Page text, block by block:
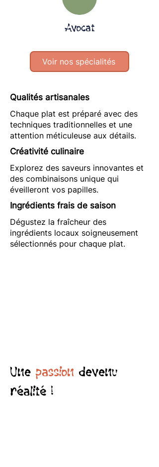
Avocat
Voir nos spécialités
Qualités artisanales
Chaque plat est préparé avec des
techniques traditionnelles et une
attention méticuleuse aux détails.
Créativité culinaire
Explorez des saveurs innovantes et
des combinaisons unique qui
éveilleront vos papilles.
Ingrédients frais de saison
Dégustez la fraîcheur des
ingrédients locaux soigneusement
sélectionnés pour chaque plat.
Une passion devenu
réalité !